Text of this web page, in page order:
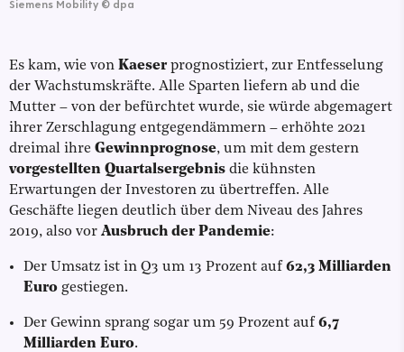
Siemens Mobility © dpa
Es kam, wie von Kaeserprognostiziert, zur Entfesselung
der Wachstumskräfte. Alle Sparten liefern ab und die
Mutter – von der befürchtet wurde, sie würde abgemagert
ihrer Zerschlagung entgegendämmern – erhöhte 2021
dreimal ihre Gewinnprognose, um mit dem gestern
vorgestellten Quartalsergebnis die kühnsten
Erwartungen der Investoren zu übertreffen. Alle
Geschäfte liegen deutlich über dem Niveau des Jahres
2019, also vor Ausbruch der Pandemie:
Der Umsatz ist in Q3 um 13 Prozent auf 62,3 Milliarden
Euro gestiegen.
Der Gewinn sprang sogar um 59 Prozent auf 6,7
Milliarden Euro.